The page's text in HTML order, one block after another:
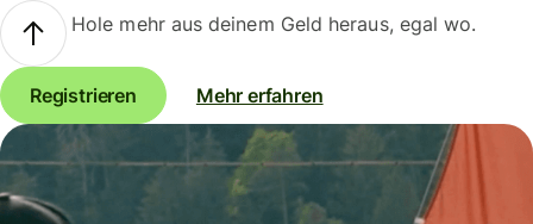
Hole mehr aus deinem Geld heraus, egal wo.
Registrieren Mehr erfahren